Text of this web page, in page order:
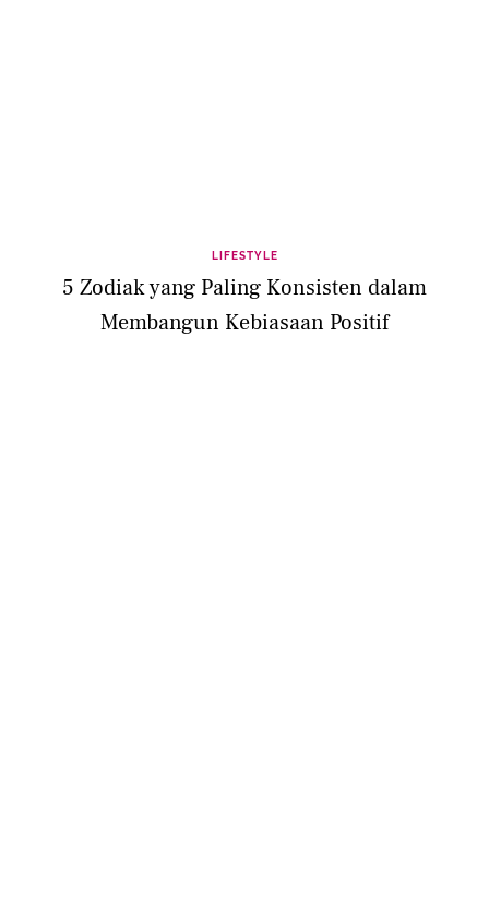
LIFESTYLE
5 Zodiak yang Paling Konsisten dalam
Membangun Kebiasaan Positif